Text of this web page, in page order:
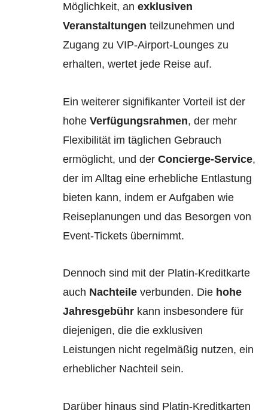
Möglichkeit, anexklusiven
Veranstaltungen teilzunehmen und
Zugang zu VIP-Airport-Lounges zu
erhalten, wertet jede Reise auf.
Ein weiterer signifikanter Vorteil ist der
hoheVerfügungsrahmen, der mehr
Flexibilität im täglichen Gebrauch
ermöglicht, und derConcierge-Service,
der im Alltag eine erhebliche Entlastung
bieten kann, indem er Aufgaben wie
Reiseplanungen und das Besorgen von
Event-Tickets übernimmt.
Dennoch sind mit der Platin-Kreditkarte
auch Nachteile verbunden. Die hohe
Jahresgebühr kann insbesondere für
diejenigen, die die exklusiven
Leistungen nicht regelmäßig nutzen, ein
erheblicher Nachteil sein.
Darüber hinaus sind Platin-Kreditkarten